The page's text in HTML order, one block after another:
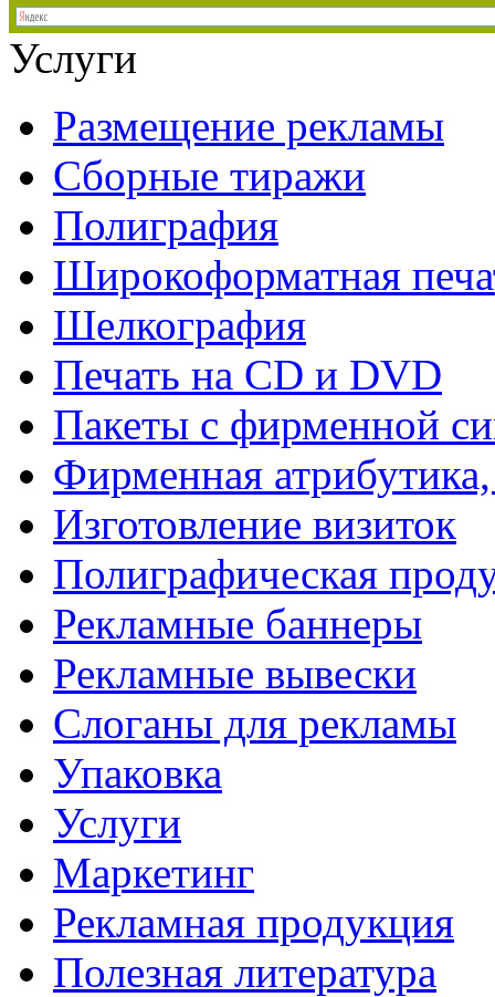
Услуги
Размещение рекламы
Сборные тиражи
Полиграфия
Широкоформатная
Шелкография
Печать на СD и DVD
Пакеты с фирменной
Фирменная
Изготовление визиток
Полиграфическая
Рекламные баннеры
Рекламные вывески
Слоганы для рекламы
Упаковка
Услуги
Маркетинг
Рекламная продукция
Полезная литература